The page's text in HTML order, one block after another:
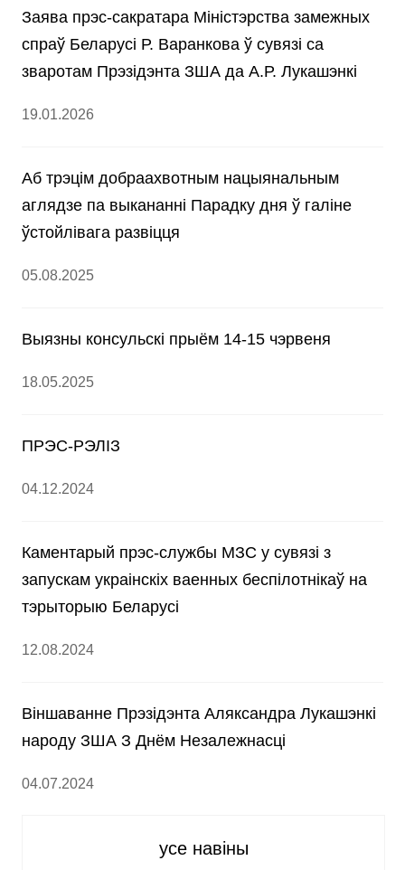
Заява прэс-сакратара Міністэрства замежных
спраў Беларусі Р. Варанкова ў сувязі са
зваротам Прэзідэнта ЗША да А.Р. Лукашэнкі
19.01.2026
Аб трэцім добраахвотным нацыянальным
аглядзе па выкананні Парадку дня ў галіне
ўстойлівага развіцця
05.08.2025
Выязны консульскі прыём 14-15 чэрвеня
18.05.2025
ПРЭС-РЭЛІЗ
04.12.2024
Каментарый прэс-службы МЗС у сувязі з
запускам украінскіх ваенных беспілотнікаў на
тэрыторыю Беларусі
12.08.2024
Вiншаванне Прэзiдэнта Аляксандра Лукашэнкi
народу ЗША З Днём Незалежнасцi
04.07.2024
усе навіны